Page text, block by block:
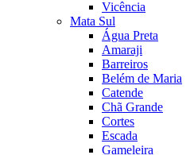
Vicência
Mata Sul
Água Preta
Amaraji
Barreiros
Belém de Maria
Catende
Chã Grande
Cortes
Escada
Gameleira